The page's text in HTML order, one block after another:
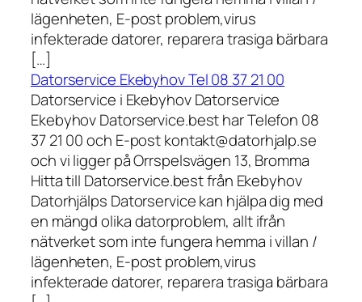
lägenheten, E-post problem,virus
infekterade datorer, reparera trasiga bärbara
[…]
Datorservice Ekebyhov Tel 08 37 21 00
Datorservice i Ekebyhov Datorservice
Ekebyhov Datorservice.best har Telefon 08
37 21 00 och E-post kontakt@datorhjalp.se
och vi ligger på Orrspelsvägen 13, Bromma
Hitta till Datorservice.best från Ekebyhov
Datorhjälps Datorservice kan hjälpa dig med
en mängd olika datorproblem, allt ifrån
nätverket som inte fungera hemma i villan /
lägenheten, E-post problem,virus
infekterade datorer, reparera trasiga bärbara